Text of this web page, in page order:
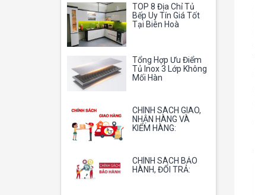
TOP 8 Địa Chỉ Tủ
Bếp Uy Tín Giá Tốt
Tại Biên Hoà
Tổng Hợp Ưu Điểm
Tủ Inox 3 Lớp Không
Mối Hàn
CHÍNH SÁCH GIAO,
NHẬN HÀNG VÀ
KIỂM HÀNG:
CHÍNH SÁCH BẢO
HÀNH, ĐỔI TRẢ: